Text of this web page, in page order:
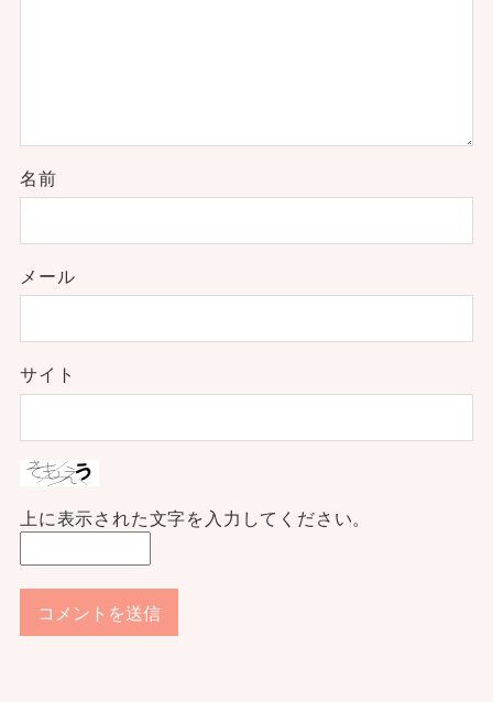
名前
メール
サイト
上に表示された文字を入力してください。